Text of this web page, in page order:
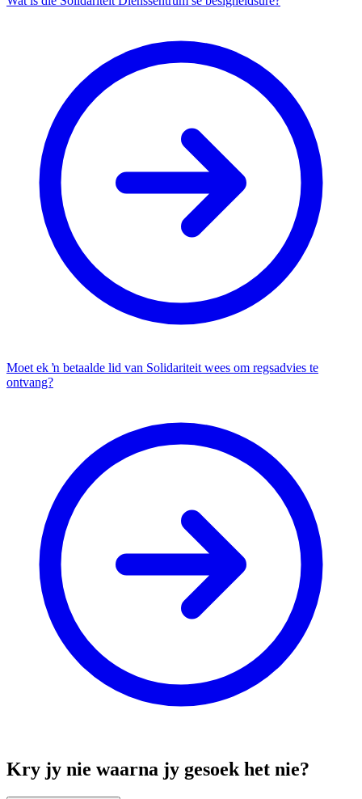
Moet ek ŉ betaalde lid van Solidariteit wees om regsadvies te
ontvang?
Kry jy nie waarna jy gesoek het nie?